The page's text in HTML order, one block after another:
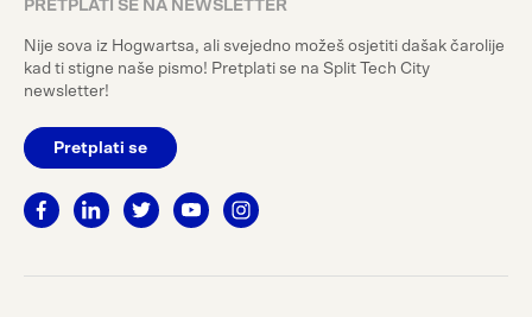
PRETPLATI SE NA NEWSLETTER
Nije sova iz Hogwartsa, ali svejedno možeš osjetiti dašak čarolije
kad ti stigne naše pismo! Pretplati se na Split Tech City
newsletter!
Pretplati se